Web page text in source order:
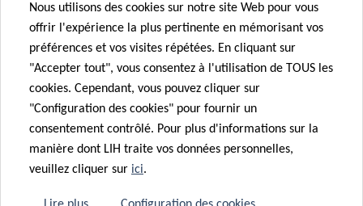
met en lumière
la séquence
à l’origine des
allergies
alimentaires
08 Jan 2026
Akkermansia
ami ou ennemi
?
01 Déc 2025
La recherche
17 Oct 2025
Nouvel
éditorial du DII
:
l’environnement
immunitaire
dans les
Nous utilisons des cookies sur notre site Web pour vous
offrir l'expérience la plus pertinente en mémorisant vos
préférences et vos visites répétées. En cliquant sur
"Accepter tout", vous consentez à l'utilisation de TOUS les
cookies. Cependant, vous pouvez cliquer sur
"Configuration des cookies" pour fournir un
consentement contrôlé. Pour plus d'informations sur la
manière dont LIH traite vos données personnelles,
veuillez cliquer sur ici.